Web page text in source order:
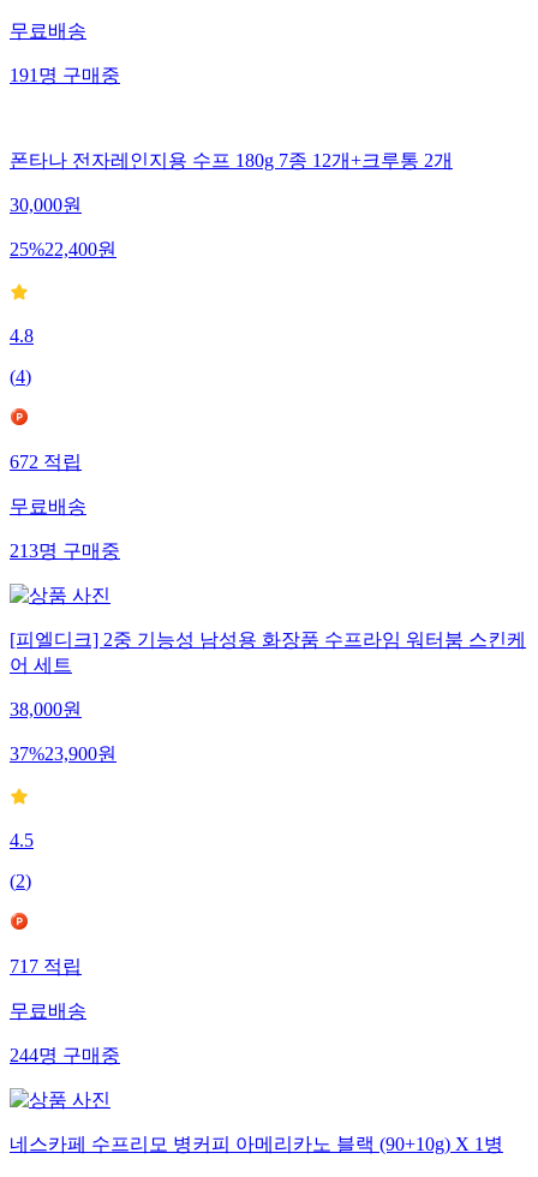
무료배송
191 명 구매중
폰타나 전자레인지용 수프 180g 7종 12개+크루통 2개
30,000원
25%22,400원
4.8
(4)
672 적립
무료배송
213명 구매중
[피엘디크] 2중 기능성 남성용 화장품 수프라임 워터붐 스킨케
어 세트
38,000원
37%23,900원
4.5
(2)
717 적립
무료배송
244명 구매중
네스카페 수프리모 병커피 아메리카노 블랙 (90+10g) X 1병